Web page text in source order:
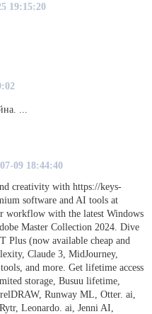
19:15:20
...
09 18:44:40
creativity with https://keys-
software and AI tools at
workflow with the latest Windows
Master Collection 2024. Dive
Plus (now available cheap and
Claude 3, MidJourney,
and more. Get lifetime access
storage, Busuu lifetime,
Runway ML, Otter. ai,
Leonardo. ai, Jenni AI,